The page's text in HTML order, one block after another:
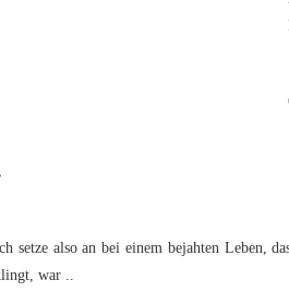
setze also an bei einem bejahten Leben,
war ..